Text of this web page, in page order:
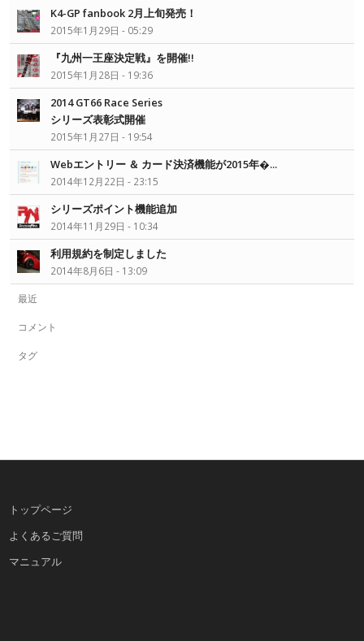
K4-GP fanbook 2月上旬発売！
2015年1月29日 - 05:29
『九州一王座決定戦』を開催!!
2015年1月28日 - 19:36
2014 GT66 Race Series
シリーズ表彰式開催
2015年1月27日 - 19:54
Webエントリー ＆ カード決済機能が2015年�...
2014年12月22日 - 23:15
シリーズポイント機能追加
2014年11月29日 - 10:34
利用規約を制定しました
2014年8月6日 - 13:09
最近
コメント
タグ
トップページ
よくあるご質問
マニュアル